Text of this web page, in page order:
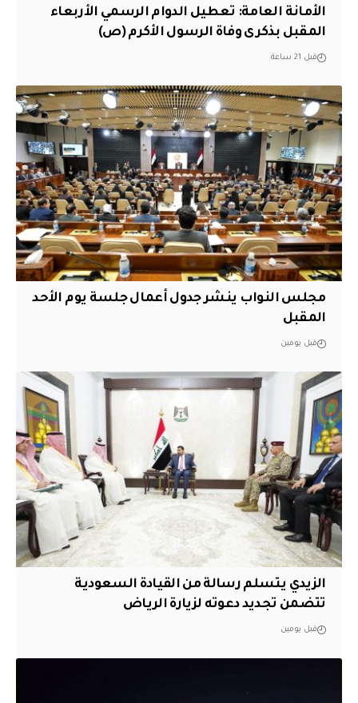
الأمانة العامة: تعطيل الدوام الرسمي الأربعاء
المقبل بذكرى وفاة الرسول الأكرم (ص)
قبل 21 ساعة
مجلس النواب ينشر جدول أعمال جلسة يوم الأحد
المقبل
قبل يومين
الزيدي يتسلم رسالة من القيادة السعودية
تتضمن تجديد دعوته لزيارة الرياض
قبل يومين